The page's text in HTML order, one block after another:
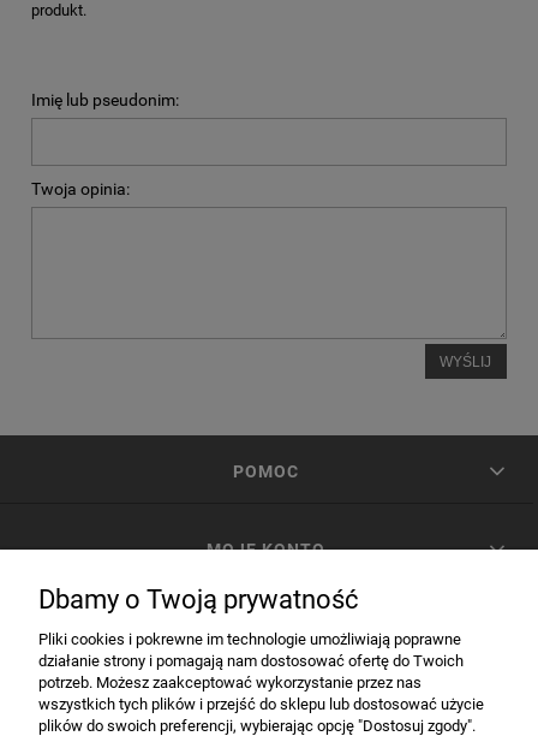
produkt.
Imię lub pseudonim:
Twoja opinia:
WYŚLIJ
POMOC
MOJE KONTO
INFORMACJE
Dbamy o Twoją prywatność
Pliki cookies i pokrewne im technologie umożliwiają poprawne
działanie strony i pomagają nam dostosować ofertę do Twoich
potrzeb. Możesz zaakceptować wykorzystanie przez nas
wszystkich tych plików i przejść do sklepu lub dostosować użycie
plików do swoich preferencji, wybierając opcję "Dostosuj zgody".